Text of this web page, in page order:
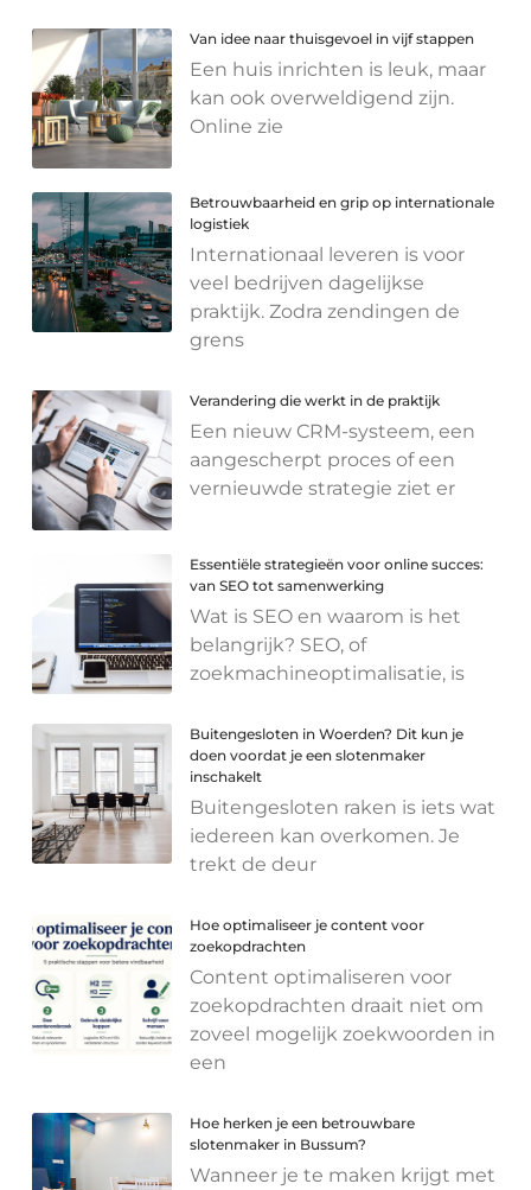
Van idee naar thuisgevoel in vijf stappen
Een huis inrichten is leuk, maar
kan ook overweldigend zijn.
Online zie
Betrouwbaarheid en grip op internationale
logistiek
Internationaal leveren is voor
veel bedrijven dagelijkse
praktijk. Zodra zendingen de
grens
Verandering die werkt in de praktijk
Een nieuw CRM-systeem, een
aangescherpt proces of een
vernieuwde strategie ziet er
Essentiële strategieën voor online succes:
van SEO tot samenwerking
Wat is SEO en waarom is het
belangrijk? SEO, of
zoekmachineoptimalisatie, is
Buitengesloten in Woerden? Dit kun je
doen voordat je een slotenmaker
inschakelt
Buitengesloten raken is iets wat
iedereen kan overkomen. Je
trekt de deur
Hoe optimaliseer je content voor
zoekopdrachten
Content optimaliseren voor
zoekopdrachten draait niet om
zoveel mogelijk zoekwoorden in
een
Hoe herken je een betrouwbare
slotenmaker in Bussum?
Wanneer je te maken krijgt met